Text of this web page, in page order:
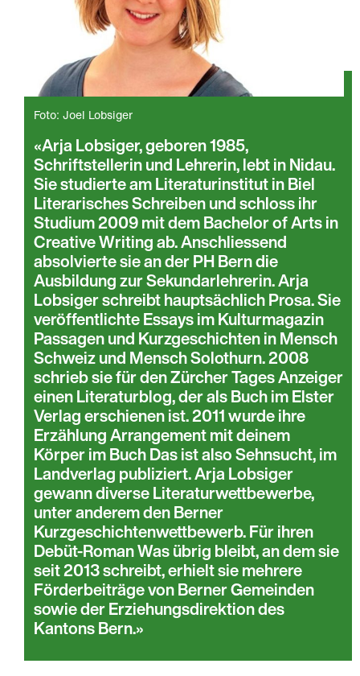
Foto: Joel Lobsiger
Arja Lobsiger, geboren 1985,
Schriftstellerin und Lehrerin, lebt in Nidau.
Sie studierte am Literaturinstitut in Biel
Literarisches Schreiben und schloss ihr
Studium 2009 mit dem Bachelor of Arts in
Creative Writing ab. Anschliessend
absolvierte sie an der PH Bern die
Ausbildung zur Sekundarlehrerin. Arja
Lobsiger schreibt hauptsächlich Prosa. Sie
veröffentlichte Essays im Kulturmagazin
Passagen und Kurzgeschichten in Mensch
Schweiz und Mensch Solothurn. 2008
schrieb sie für den Zürcher Tages Anzeiger
einen Literaturblog, der als Buch im Elster
Verlag erschienen ist. 2011 wurde ihre
Erzählung Arrangement mit deinem
Körper im Buch Das ist also Sehnsucht, im
Landverlag publiziert. Arja Lobsiger
gewann diverse Literaturwettbewerbe,
unter anderem den Berner
Kurzgeschichtenwettbewerb. Für ihren
Debüt-Roman Was übrig bleibt, an dem sie
seit 2013 schreibt, erhielt sie mehrere
Förderbeiträge von Berner Gemeinden
sowie der Erziehungsdirektion des
Kantons Bern.